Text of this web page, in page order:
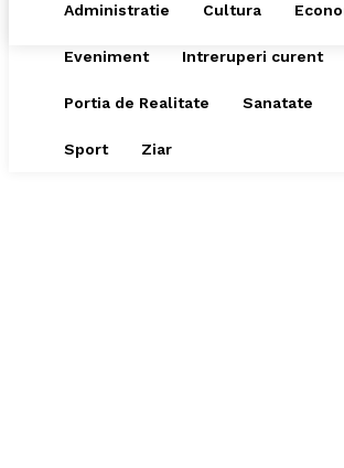
Administratie Cultura
Eveniment Intreruperi curent
Portia de Realitate Sanatate
Sport Ziar